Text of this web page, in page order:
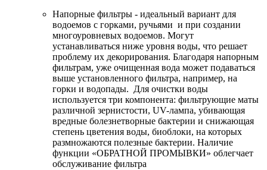
Напорные фильтры - идеальный вариант для
водоемов с горками, ручьями и при создании
многоуровневых водоемов. Могут
устанавливаться ниже уровня воды, что решает
проблему их декорирования. Благодаря напорным
фильтрам, уже очищенная вода может подаваться
выше установленного фильтра, например, на
горки и водопады. Для очистки воды
используется три компонента: фильтрующие маты
различной зернистости, UV-лампа, убивающая
вредные болезнетворные бактерии и снижающая
степень цветения воды, биоблоки, на которых
размножаются полезные бактерии. Наличие
функции «ОБРАТНОЙ ПРОМЫВКИ» облегчает
обслуживание фильтра